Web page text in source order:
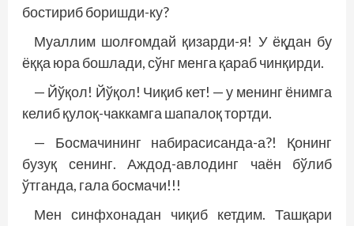
бостириб боришди-ку?
Муаллим шолғомдай қизарди-я! У ёқдан бу
ёққа юра бошлади, сўнг менга қараб чинқирди.
— Йўқол! Йўқол! Чиқиб кет! — у менинг ёнимга
келиб қулоқ-чаккамга шапалоқ тортди.
— Босмачининг набирасисанда-а?! Қонинг
бузуқ сенинг. Аждод-авлодинг чаён бўлиб
ўтганда, гала босмачи!!!
Мен синфхонадан чиқиб кетдим. Ташқари